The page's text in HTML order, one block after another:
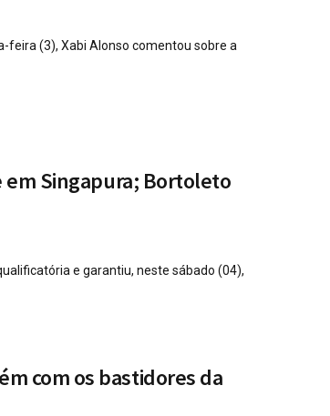
feira (3), Xabi Alonso comentou sobre a
em Singapura; Bortoleto
e garantiu, neste sábado (04),
com os bastidores da